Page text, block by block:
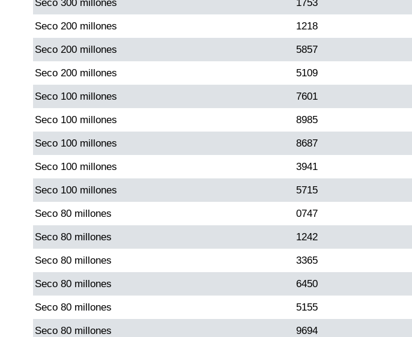
Chontico Día
Chontico Noche
Culona día
Culona noche
Dorado Mañana
Dorado Tarde
Dorado Noche
Fantástica Día
Fantástica Noche
Seco 300 millones 1753
Seco 200 millones 1218
Seco 200 millones 5857
Seco 200 millones 5109
Seco 100 millones 7601
Seco 100 millones 8985
Seco 100 millones 8687
Seco 100 millones 3941
Seco 100 millones 5715
Seco 80 millones 0747
Seco 80 millones 1242
Seco 80 millones 3365
Seco 80 millones 6450
Seco 80 millones 5155
Seco 80 millones 9694